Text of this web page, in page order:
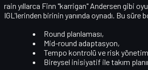
rain yıllarca Finn "karrigan" Andersen gibi
IGL'lerinden birinin yanında oynadı. Bu süre
Round planlaması,
Mid-round adaptasyon,
Tempo kontrolü ve risk
Bireysel inisiyatif ile takım